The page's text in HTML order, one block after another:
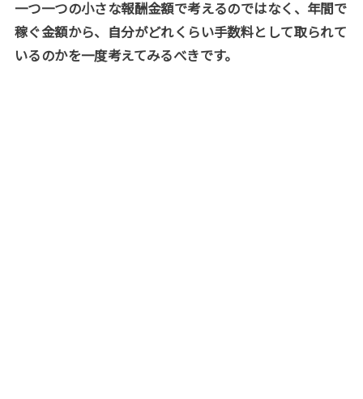
一つ一つの小さな報酬金額で考えるのではなく、年間で
稼ぐ金額から、自分がどれくらい手数料として取られて
いるのかを一度考えてみるべきです。